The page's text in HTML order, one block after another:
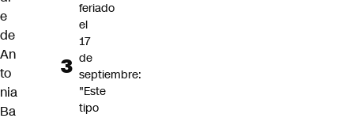
e
de
An
to
nia
Ba
feriado
el
17
de
septiembre:
"Este
tipo